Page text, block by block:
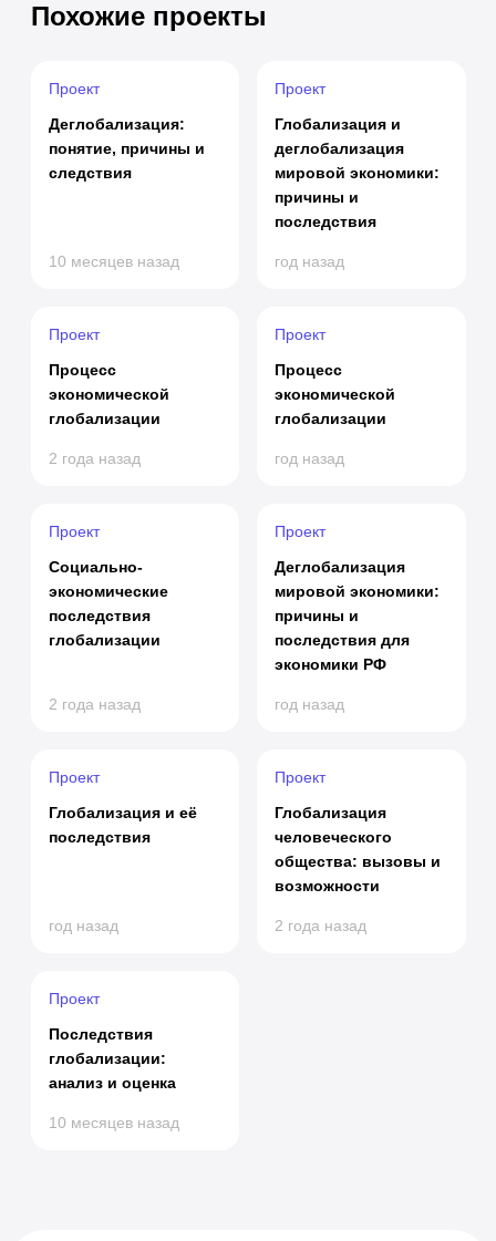
Похожие проекты
Проект
Деглобализация:
понятие, причины и
следствия
10 месяцев назад
Проект
Глобализация и
деглобализация
мировой экономики:
причины и
последствия
год назад
Проект
Процесс
экономической
глобализации
2 года назад
Проект
Процесс
экономической
глобализации
год назад
Проект
Социально-
экономические
последствия
глобализации
2 года назад
Проект
Деглобализация
мировой экономики:
причины и
последствия для
экономики РФ
год назад
Проект
Глобализация и её
последствия
год назад
Проект
Глобализация
человеческого
общества: вызовы и
возможности
2 года назад
Проект
Последствия
глобализации:
анализ и оценка
10 месяцев назад